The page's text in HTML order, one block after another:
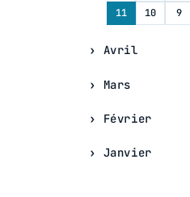
11
10 9
Avril
Mars
Février
Janvier